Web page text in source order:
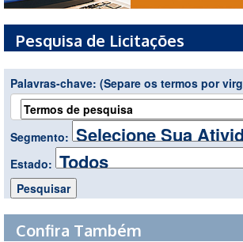
Pesquisa de Licitações
Palavras-chave: (Separe os termos por
Segmento:
Estado:
Confira Também